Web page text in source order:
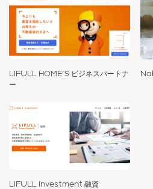
LIFULL HOME'S ビジネスパートナ
ー
LIFULL Investment 融資